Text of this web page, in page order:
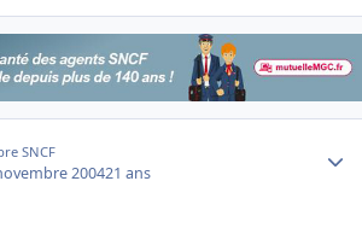
SNCF
200421 ans